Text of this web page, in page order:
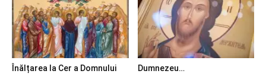
Înălțarea la Cer a Domnului
Dumnezeu…